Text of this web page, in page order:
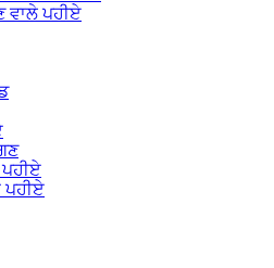
ਵਾਲੇ ਪਹੀਏ
ਪਹੀਏ